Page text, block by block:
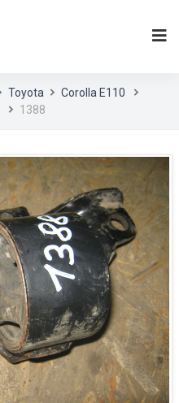
Toyota
Corolla E110
1388